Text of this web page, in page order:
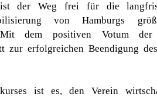
ist der Weg frei für die
von Hamburgs
Mit dem positiven Votum
zur erfolgreichen Beendigung
ist es, den Verein